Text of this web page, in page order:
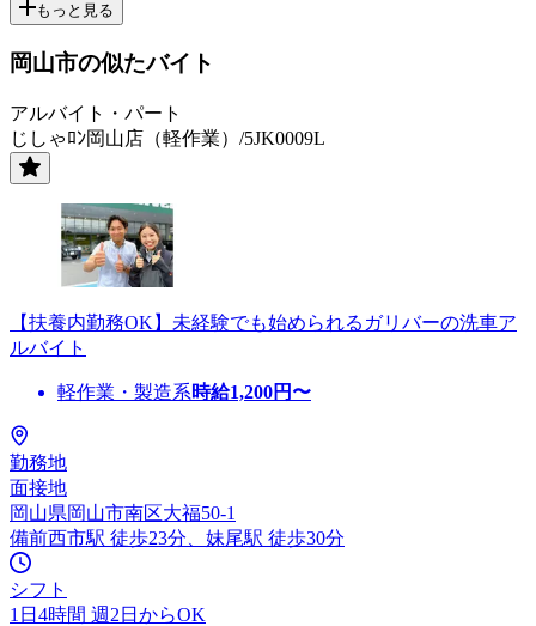
もっと見る
岡山市の似たバイト
アルバイト・パート
じしゃﾛﾝ岡山店（軽作業）/5JK0009L
【扶養内勤務OK】未経験でも始められるガリバーの洗車ア
ルバイト
軽作業・製造系時給1,200円〜
勤務地
面接地
岡山県岡山市南区大福50-1
備前西市駅 徒歩23分、妹尾駅 徒歩30分
シフト
1日4時間 週2日からOK